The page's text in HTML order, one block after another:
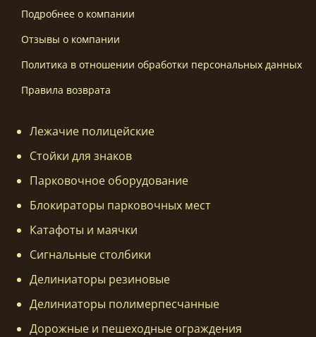
Подробнее о компании
Отзывы о компании
Политика в отношении обработки персональных данных
Правила возврата
Лежачие полицейские
Стойки для знаков
Парковочное оборудование
Блокираторы парковочных мест
Катафоты и маячки
Сигнальные столбики
Делиниаторы резиновые
Делиниаторы полимерпесчанные
Дорожные и пешеходные ограждения